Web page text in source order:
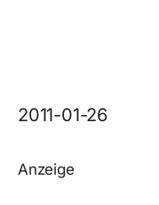
2011-01-26
Anzeige